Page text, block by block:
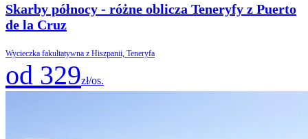
Skarby północy - różne oblicza Teneryfy z Puerto
de la Cruz
Wycieczka fakultatywna z Hiszpanii, Teneryfa
od 329zł/os.